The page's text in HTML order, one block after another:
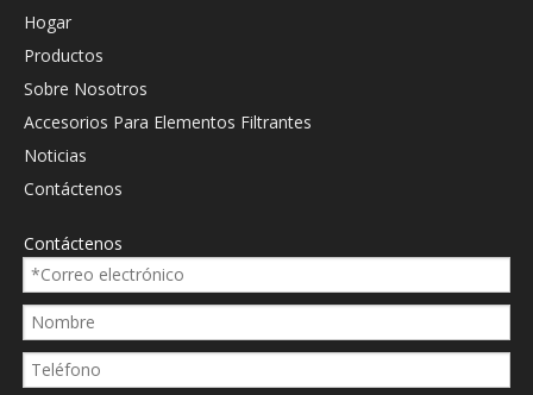
combustible Hitachi
E0A000557
Preguntar
263J227001
1 2 3 »
Hogar
Productos
Sobre Nosotros
Accesorios Para Elementos Filtrantes
Noticias
Contáctenos
Contáctenos